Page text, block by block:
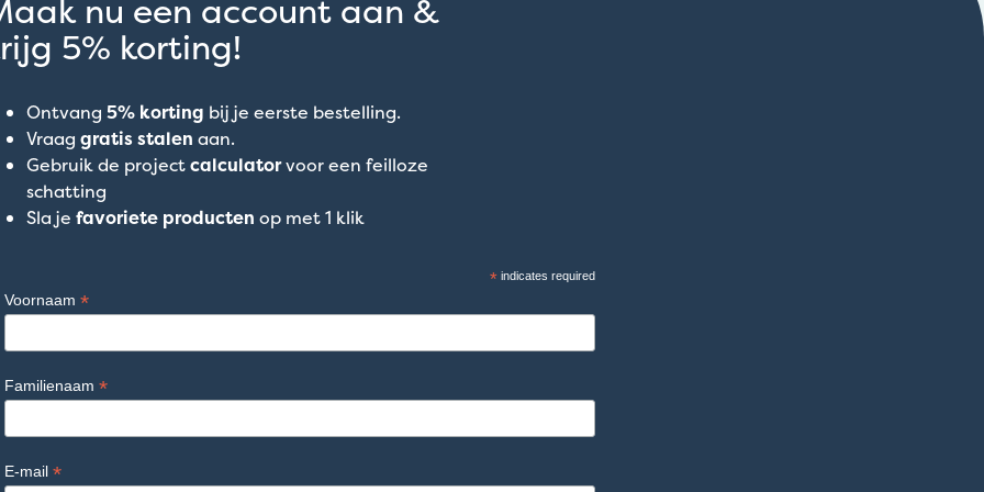
nu een account aan &
5% korting!
Ontvang 5% korting bij je eerste bestelling.
Vraag gratis stalen aan.
Gebruik de projectcalculatorvoor een feilloze
schatting
Sla je favoriete producten op met 1 klik
*indicates required
Voornaam *
Familienaam *
E-mail *